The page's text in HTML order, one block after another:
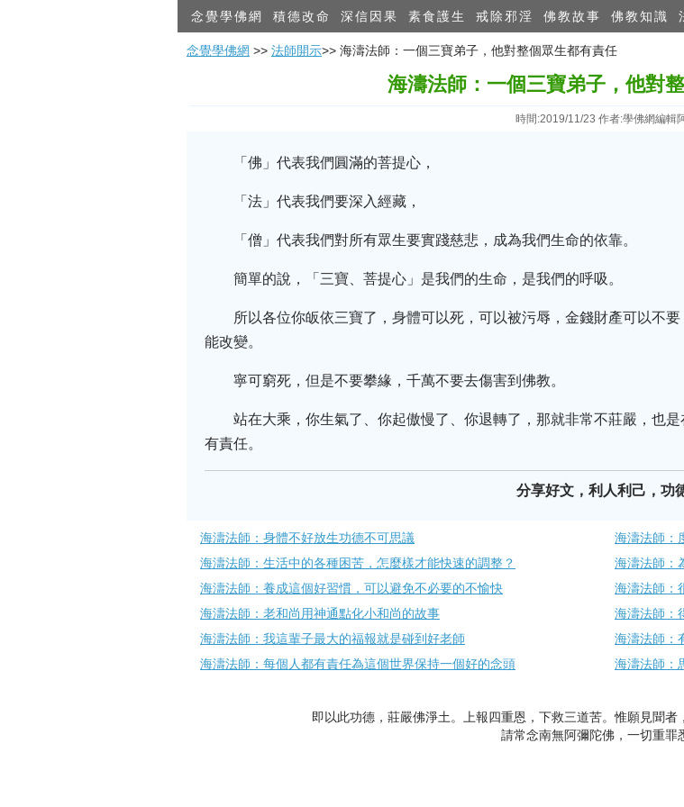
念覺學佛網 積德改命 深信因果 素食護生 戒除邪淫 佛教故事 佛教知識
念覺學佛網 >> 法師開示>> 海濤法師：一個三寶弟子，他對整個眾生都有責任
海濤法師：一個三寶弟子，他對
時間:2019/11/23 作者:學佛網編輯
「佛」代表我們圓滿的菩提心，
「法」代表我們要深入經藏，
「僧」代表我們對所有眾生要實踐慈悲，成為我們生命的依靠。
簡單的說，「三寶、菩提心」是我們的生命，是我們的呼吸。
所以各位你皈依三寶了，身體可以死，可以被污辱，金錢財產可以不
能改變。
寧可窮死，但是不要攀緣，千萬不要去傷害到佛教。
站在大乘，你生氣了、你起傲慢了、你退轉了，那就非常不莊嚴，也
有責任。
分享好文，利人利己，功
海濤法師：身體不好放生功德不可思議
海濤法師：
海濤法師：生活中的各種困苦，怎麼樣才能快速的調整？
海濤法師：
海濤法師：養成這個好習慣，可以避免不必要的不愉快
海濤法師：
海濤法師：老和尚用神通點化小和尚的故事
海濤法師：
海濤法師：我這輩子最大的福報就是碰到好老師
海濤法師：
海濤法師：每個人都有責任為這個世界保持一個好的念頭
海濤法師：
即以此功德，莊嚴佛淨土。上報四重恩，下救三道苦。惟願見聞者
請常念南無阿彌陀佛，一切重罪